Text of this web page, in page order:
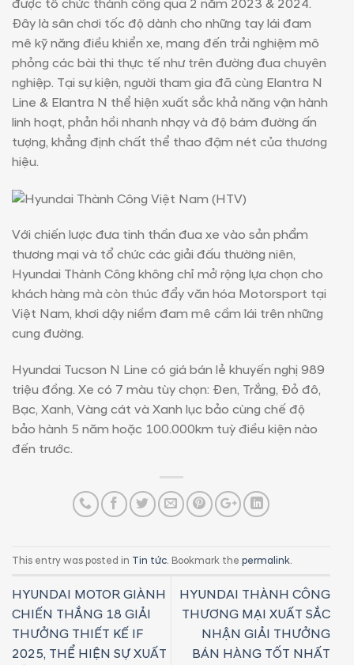
được tổ chức thành công qua 2 năm 2023 & 2024.
Đây là sân chơi tốc độ dành cho những tay lái đam
mê kỹ năng điều khiển xe, mang đến trải nghiệm mô
phỏng các bài thi thực tế như trên đường đua chuyên
nghiệp. Tại sự kiện, người tham gia đã cùng Elantra N
Line & Elantra N thể hiện xuất sắc khả năng vận hành
linh hoạt, phản hồi nhanh nhạy và độ bám đường ấn
tượng, khẳng định chất thể thao đậm nét của thương
hiệu.
Với chiến lược đưa tinh thần đua xe vào sản phẩm
thương mại và tổ chức các giải đấu thường niên,
Hyundai Thành Công không chỉ mở rộng lựa chọn cho
khách hàng mà còn thúc đẩy văn hóa Motorsport tại
Việt Nam, khơi dậy niềm đam mê cầm lái trên những
cung đường.
Hyundai Tucson N Line có giá bán lẻ khuyến nghị 989
triệu đồng. Xe có 7 màu tùy chọn: Đen, Trắng, Đỏ đô,
Bạc, Xanh, Vàng cát và Xanh lục bảo cùng chế độ
bảo hành 5 năm hoặc 100.000km tuỳ điều kiện nào
đến trước.
This entry was posted in Tin tức. Bookmark the permalink.
HYUNDAI MOTOR GIÀNH
CHIẾN THẮNG 18 GIẢI
THƯỞNG THIẾT KẾ IF
2025, THỂ HIỆN SỰ XUẤT
HYUNDAI THÀNH CÔNG
THƯƠNG MẠI XUẤT SẮC
NHẬN GIẢI THƯỞNG
BÁN HÀNG TỐT NHẤT